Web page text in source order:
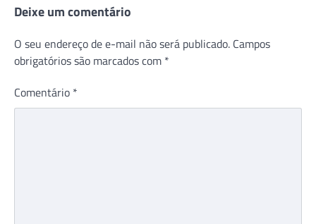
Deixe um comentário
O seu endereço de e-mail não será publicado. Campos
obrigatórios são marcados com *
Comentário *